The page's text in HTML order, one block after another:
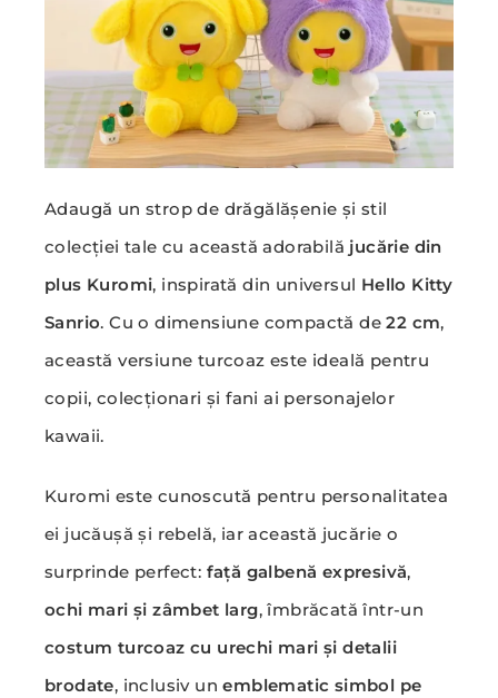
Adaugă un strop de drăgălășenie și stil
colecției tale cu această adorabilă jucărie din
plus Kuromi, inspirată din universul Hello Kitty
Sanrio. Cu o dimensiune compactă de22 cm,
această versiune turcoaz este ideală pentru
copii, colecționari și fani ai personajelor
kawaii.
Kuromi este cunoscută pentru personalitatea
ei jucăușă și rebelă, iar această jucărie o
surprinde perfect: față galbenă expresivă,
ochi mari și zâmbet larg, îmbrăcată într-un
costum turcoaz cu urechi mari și detalii
brodate, inclusiv unemblematic simbol pe